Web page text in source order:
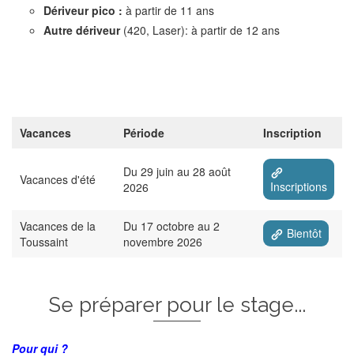
Dériveur pico : à partir de 11 ans
Autre dériveur(420, Laser): à partir de 12 ans
Vacances Période Inscription
Vacances d'été
Du 29 juin au 28 août
2026
Inscriptions
Vacances de la
Toussaint
Du 17 octobre au 2
novembre 2026
Bientôt
Se préparer pour le stage...
Pour qui ?